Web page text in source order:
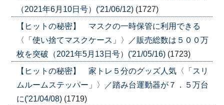
（2021年6月10日号）('21/06/12) (1727)
【ヒットの秘密】 マスクの一時保管に利用できる
〈「使い捨てマスクケース」〉／販売総数は５００万
枚を突破（2021年5月13日号）('21/05/16) (1723)
【ヒットの秘密】 家トレ５分のグッズ人気〈「スリ
ムルームステッパー」〉／踏み台運動器が７．５万台
に('21/04/08) (1719)